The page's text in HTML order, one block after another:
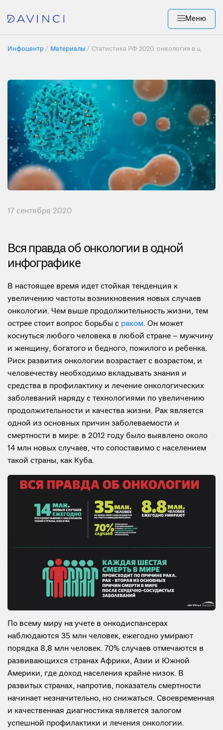
Меню
Инфоцентр Материалы Статистика РФ 2020: онкология в цифрах
17 сентября 2020
Вся правда об онкологии в одной
инфографике
В настоящее время идет стойкая тенденция к
увеличению частоты возникновения новых случаев
онкологии. Чем выше продолжительность жизни, тем
острее стоит вопрос борьбы с раком. Он может
коснуться любого человека в любой стране – мужчину
и женщину, богатого и бедного, пожилого и ребенка.
Риск развития онкологии возрастает с возрастом, и
человечеству необходимо вкладывать знания и
средства в профилактику и лечение онкологических
заболеваний наряду с технологиями по увеличению
продолжительности и качества жизни. Рак является
одной из основных причин заболеваемости и
смертности в мире: в 2012 году было выявлено около
14 млн новых случаев, что сопоставимо с населением
такой страны, как Куба.
По всему миру на учете в онкодиспансерах
наблюдаются 35 млн человек, ежегодно умирают
порядка 8,8 млн человек. 70% случаев отмечаются в
развивающихся странах Африки, Азии и Южной
Америки, где доход населения крайне низок. В
развитых странах, напротив, показатель смертности
начинает незначительно, но снижаться. Своевременная
и качественная диагностика является залогом
успешной профилактики и лечения онкологии.